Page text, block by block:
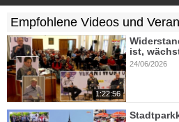
Empfohlene Videos und
1:22:56
ist,
24/06/2026